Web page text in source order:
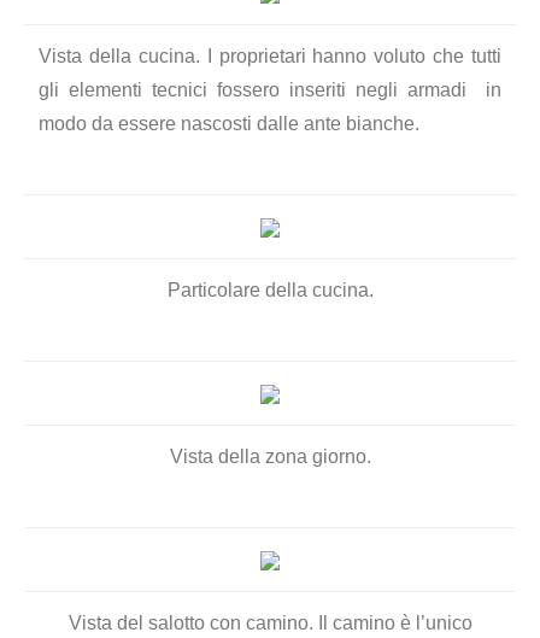
Vista della cucina. I proprietari hanno voluto che tutti
gli elementi tecnici fossero inseriti negli armadi in
modo da essere nascosti dalle ante bianche.
Particolare della cucina.
Vista della zona giorno.
Vista del salotto con camino. Il camino è l’unico